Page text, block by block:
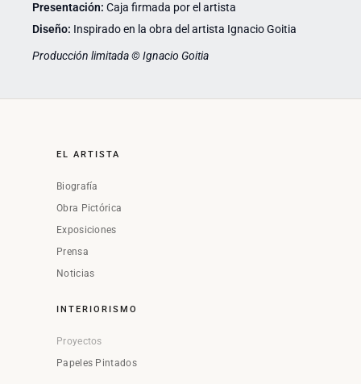
Presentación: Caja firmada por el artista
Diseño: Inspirado en la obra del artista Ignacio Goitia
Producción limitada © Ignacio Goitia
EL ARTISTA
Biografía
Obra Pictórica
Exposiciones
Prensa
Noticias
INTERIORISMO
Proyectos
Papeles Pintados